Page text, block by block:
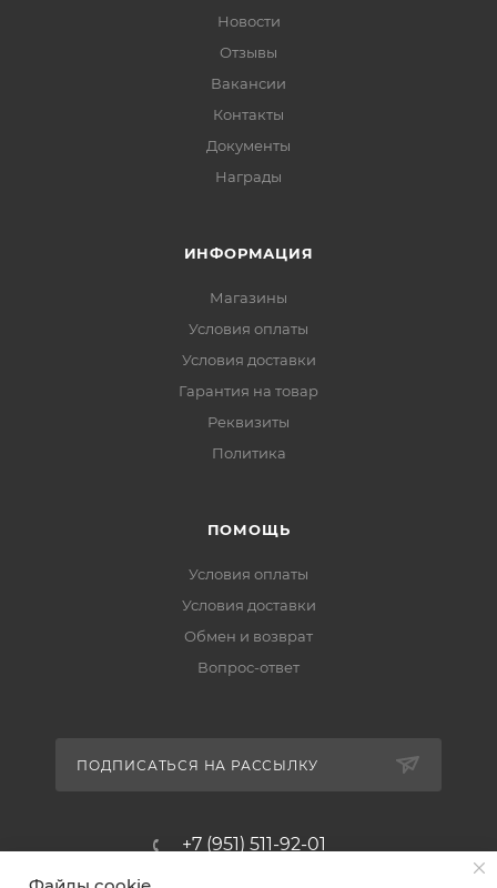
Новости
Отзывы
Вакансии
Контакты
Документы
Награды
ИНФОРМАЦИЯ
Магазины
Условия оплаты
Условия доставки
Гарантия на товар
Реквизиты
Политика
ПОМОЩЬ
Условия оплаты
Условия доставки
Обмен и возврат
Вопрос-ответ
ПОДПИСАТЬСЯ НА РАССЫЛКУ
+7 (951) 511-92-01